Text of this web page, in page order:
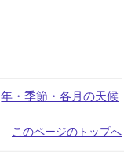
年・季節・各月の天候
このページのトップへ